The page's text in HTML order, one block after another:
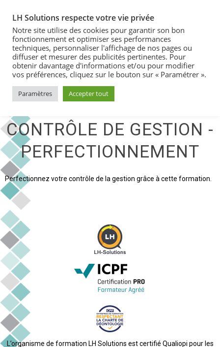
FORMATION : LE
CONTRÔLE DE GESTION -
PERFECTIONNEMENT
Perfectionnez votre contrôle de la gestion grâce à cette formation.
L’organisme de formation LH Solutions est certifié Qualiopi pour les
LH Solutions respecte votre vie privée
Notre site utilise des cookies pour garantir son bon
fonctionnement et optimiser ses performances
techniques, personnaliser l'affichage de nos pages ou
diffuser et mesurer des publicités pertinentes. Pour
obtenir davantage d'informations et/ou pour modifier
vos préférences, cliquez sur le bouton sur « Paramétrer ».
Paramètres Accepter tout